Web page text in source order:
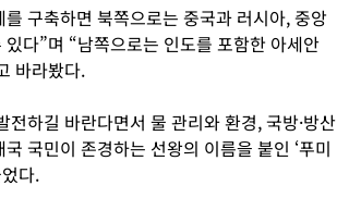
구축하면 북쪽으로는 중국과 러시아, 중앙
다”며 “남쪽으로는 인도를 포함한 아세안
바라봤다.
전하길 바란다면서 물 관리와 환경, 국방·방산
국민이 존경하는 선왕의 이름을 붙인 ‘푸미
다.